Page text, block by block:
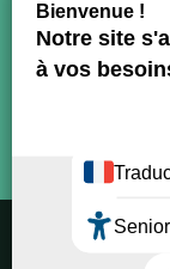
confidentialité
Conception
Nous utilisons
expérience sur